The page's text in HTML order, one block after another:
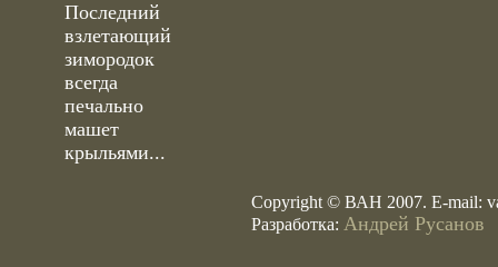
Последний
взлетающий
зимородок
всегда
печально
машет
крыльями...
Copyright © ВАН 2007. E-mail:
Разработка: Андрей Русанов